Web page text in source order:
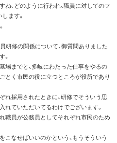
ね、どのように行われ、職員に対してのフ
ます。
研修の関係について、御質問ありました
。
場までと、多岐にわたった仕事をやるの
とく市民の役に立つところが役所であり
れ採用されたときに、研修でそういう思
れていただいてるわけでございます。
職員が公務員としてそれぞれ市民のため
こなせばいいのかという、もうそういう